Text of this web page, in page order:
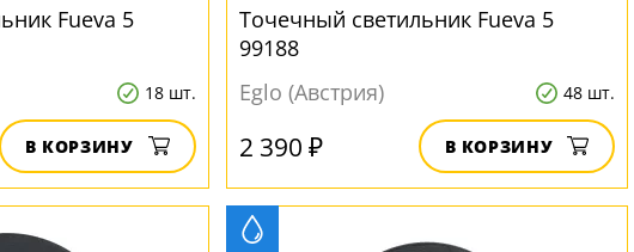
Fueva 5
18 шт.
В КОРЗИНУ
Точечный светильник Fueva 5
99188
Eglo (Австрия)
48 шт.
2 390 ₽ В КОРЗИНУ